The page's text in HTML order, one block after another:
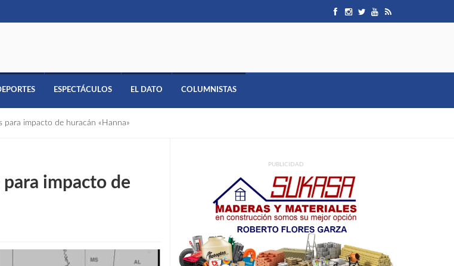
ESPECTÁCULOS EL DATO COLUMNISTAS
para impacto de huracán «Hanna»
impacto de
PUBLICIDAD